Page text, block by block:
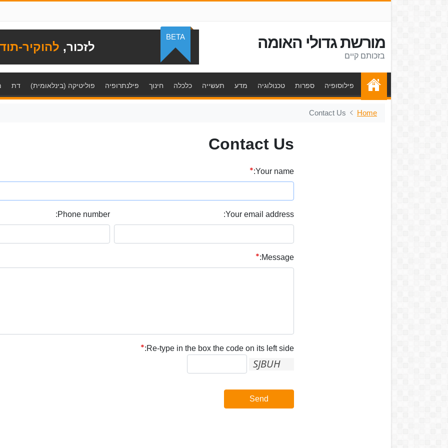
מורשת גדולי האומה
בזכותם קיים
לזכור, להוקיר-
BETA
פילוסופיה ספרות טכנולוגיה מדע תעשייה כלכלה חינוך פילנתרופיה פוליטיקה (בינלאומית) דת
Home
Contact Us
Contact Us
Your name:
Your email address:
Phone number:
Message:
Re-type in the box the code on its left side:
Send